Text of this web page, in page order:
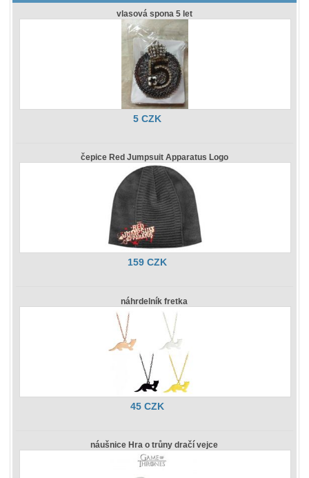
vlasová spona 5 let
5 CZK
čepice Red Jumpsuit Apparatus Logo
159 CZK
náhrdelník fretka
45 CZK
náušnice Hra o trůny dračí vejce